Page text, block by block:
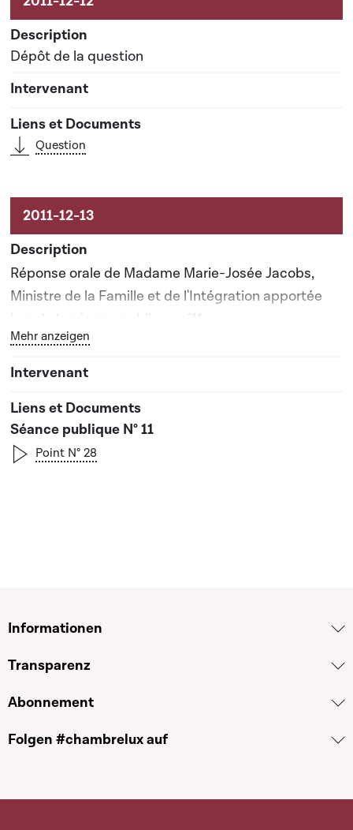
Dépôt de la question
Question
Réponse orale de Madame Marie-Josée Jacobs,
Ministre de la Famille et de l'Intégration apportée
lors de la séance publique n°11
Bouton graphique servant à afficher ou cacher tous
Mehr anzeigen
Séance publique N° 11
Point N° 28
Informationen
Transparenz
Abonnement
Folgen #chambrelux auf